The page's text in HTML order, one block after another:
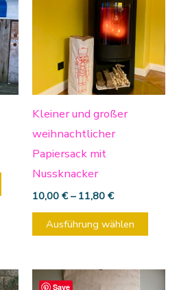
weist
mehrere
Varianten
auf.
Die
Optionen
können
der
Produktseite
gewählt
Kleiner und großer
weihnachtlicher
Papiersack mit
Nussknacker
10,00 €– 11,80 €
Ausführung wählen
auf.
Die
Dieses
Save